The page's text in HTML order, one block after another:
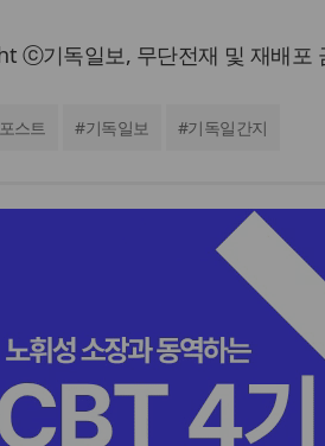
ⓒ기독일보, 무단전재 및 재배포
스트 #기독일보 #기독일간지